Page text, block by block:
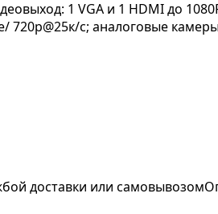
1 VGA и 1 HDMI до
720p@25к/с; аналоговые
доставки или самовывозом